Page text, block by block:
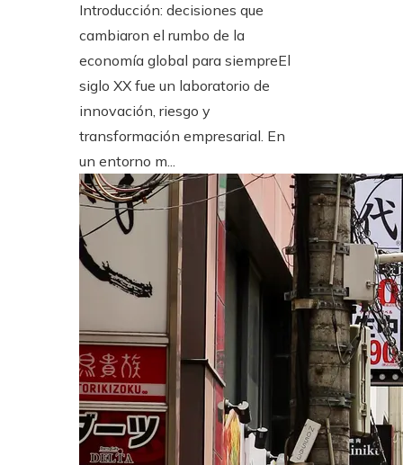
Introducción: decisiones que
cambiaron el rumbo de la
economía global para siempreEl
siglo XX fue un laboratorio de
innovación, riesgo y
transformación empresarial. En
un entorno m...